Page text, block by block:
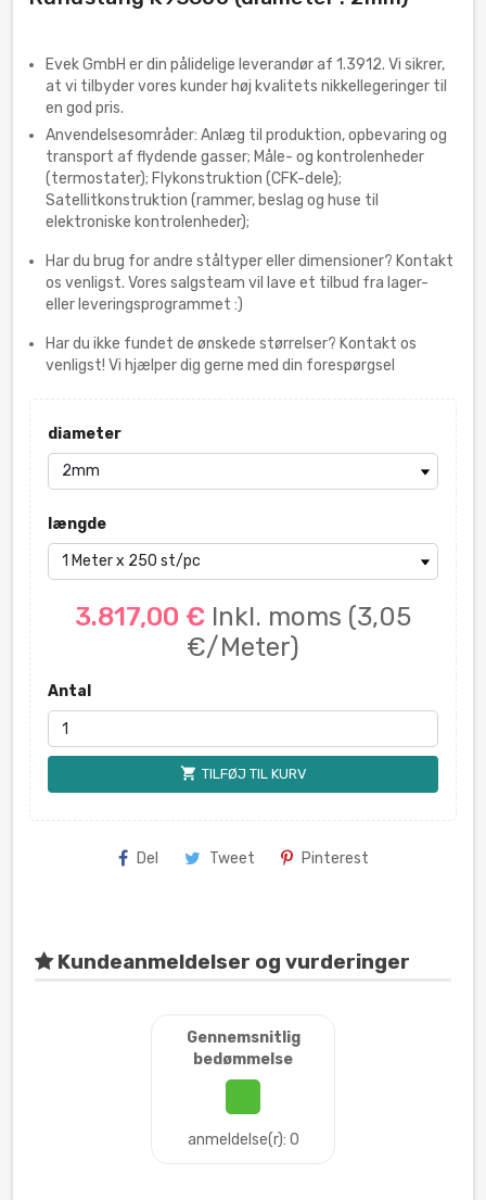
Evek GmbH er din pålidelige leverandør af 1.3912. Vi sikrer,
at vi tilbyder vores kunder høj kvalitets nikkellegeringer til
en god pris.
Anvendelsesområder: Anlæg til produktion, opbevaring og
transport af flydende gasser; Måle- og kontrolenheder
(termostater); Flykonstruktion (CFK-dele);
Satellitkonstruktion (rammer, beslag og huse til
elektroniske kontrolenheder);
Har du brug for andre ståltyper eller dimensioner? Kontakt
os venligst. Vores salgsteam vil lave et tilbud fra lager-
eller leveringsprogrammet :)
Har du ikke fundet de ønskede størrelser? Kontakt os
venligst! Vi hjælper dig gerne med din forespørgsel
diameter
længde
3.817,00 € Inkl. moms (3,05
€/Meter)
Antal
shopping_cart TILFØJ TIL KURV
Del Tweet Pinterest
Kundeanmeldelser og vurderinger
Gennemsnitlig
bedømmelse
anmeldelse(r): 0